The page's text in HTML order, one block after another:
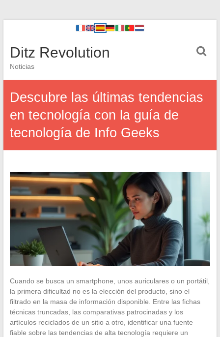
Ditz Revolution
Noticias
Descubre las últimas tendencias
en tecnología con la guía de
tecnología de Info Geeks
Cuando se busca un smartphone, unos auriculares o un portátil,
la primera dificultad no es la elección del producto, sino el
filtrado en la masa de información disponible. Entre las fichas
técnicas truncadas, las comparativas patrocinadas y los
artículos reciclados de un sitio a otro, identificar una fuente
fiable sobre las tendencias de alta tecnología requiere un